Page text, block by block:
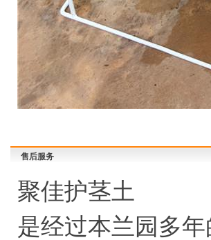
售后服务
聚佳护茎土
是经过本兰园多